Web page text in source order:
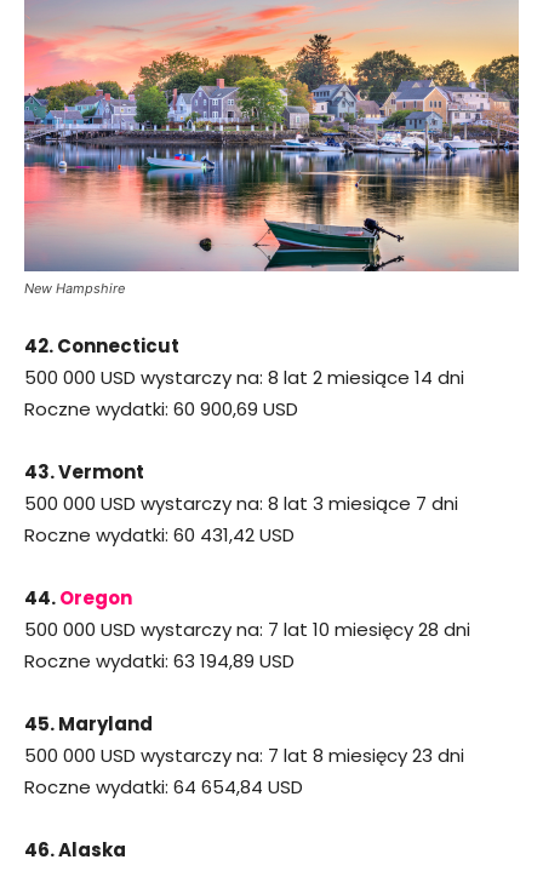
New Hampshire
42. Connecticut
500 000 USD wystarczy na: 8 lat 2 miesiące 14 dni
Roczne wydatki: 60 900,69 USD
43. Vermont
500 000 USD wystarczy na: 8 lat 3 miesiące 7 dni
Roczne wydatki: 60 431,42 USD
44.Oregon
500 000 USD wystarczy na: 7 lat 10 miesięcy 28 dni
Roczne wydatki: 63 194,89 USD
45. Maryland
500 000 USD wystarczy na: 7 lat 8 miesięcy 23 dni
Roczne wydatki: 64 654,84 USD
46. Alaska